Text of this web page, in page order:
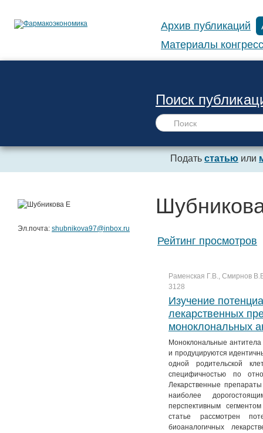
Архив публикаций
Материалы
Поиск
Подать статью или
Рейтинг просмотров
Раменская Г.В., Смирнов
3128
Изучение
лекарственных
моноклональных
Моноклональные
и продуцируются
одной родительской
специфичностью по
Лекарственные
наиболее
перспективным
статье рассмотрен
биоаналогичных
Эл.почта: shubnikova97@inbox.ru